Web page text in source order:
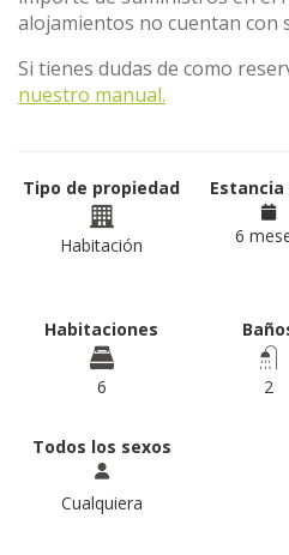
alojamientos no cuentan con
Si tienes dudas de como
nuestro manual.
Tipo de propiedad
Habitación
Estancia
6
Habitaciones
6 2
Todos los sexos
Cualquiera